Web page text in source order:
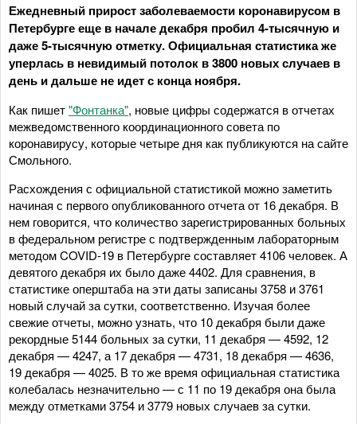
Ежедневный прирост заболеваемости коронавирусом в
Петербурге еще в начале декабря пробил 4-тысячную и
даже 5-тысячную отметку. Официальная статистика же
уперлась в невидимый потолок в 3800 новых случаев в
день и дальше не идет с конца ноября.
Как пишет"Фонтанка", новые цифры содержатся в отчетах
межведомственного координационного совета по
коронавирусу, которые четыре дня как публикуются на сайте
Смольного.
Расхождения с официальной статистикой можно заметить
начиная с первого опубликованного отчета от 16 декабря. В
нем говорится, что количество зарегистрированных больных
в федеральном регистре с подтвержденным лабораторным
методом COVID-19 в Петербурге составляет 4106 человек. А
девятого декабря их было даже 4402. Для сравнения, в
статистике оперштаба на эти даты записаны 3758 и 3761
новый случай за сутки, соответственно. Изучая более
свежие отчеты, можно узнать, что 10 декабря были даже
рекордные 5144 больных за сутки, 11 декабря — 4592, 12
декабря — 4247, а 17 декабря — 4731, 18 декабря — 4636,
19 декабря — 4025. В то же время официальная статистика
колебалась незначительно — с 11 по 19 декабря она была
между отметками 3754 и 3779 новых случаев за сутки.